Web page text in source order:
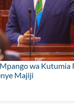
wa Kutumia
Majiji